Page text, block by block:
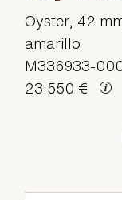
Oyster, 42
amarillo
M336933-
23.550 €